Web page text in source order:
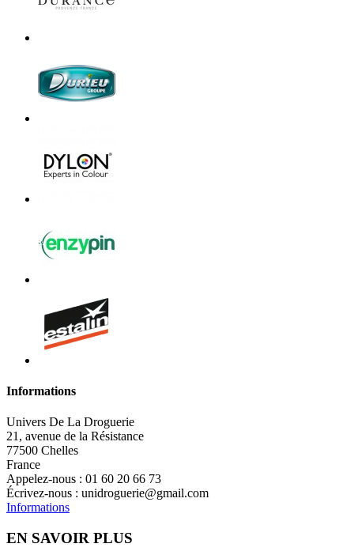
Informations
Univers De La Droguerie
21, avenue de la Résistance
77500 Chelles
France
Appelez-nous : 01 60 20 66 73
Écrivez-nous : unidroguerie@gmail.com
Informations
EN SAVOIR PLUS